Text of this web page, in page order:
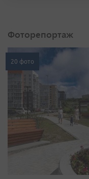
Фоторепортаж
20 фото